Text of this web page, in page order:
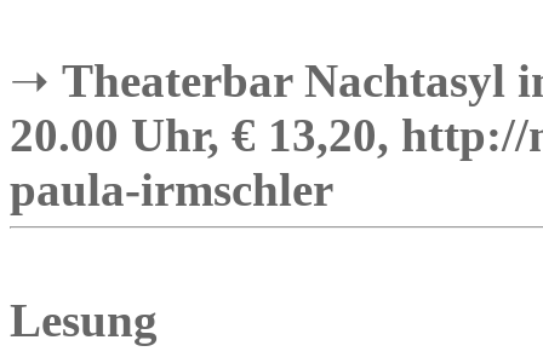
➝ Theaterbar Nachtasyl
20.00 Uhr, € 13,20,
paula-irmschler
Lesung